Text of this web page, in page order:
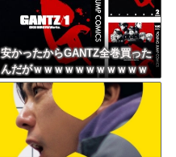
Powered by livedoor 相互RSS
安かったからGANTZ全巻買った
んだがｗｗｗｗｗｗｗｗｗｗｗ
ｗｗ